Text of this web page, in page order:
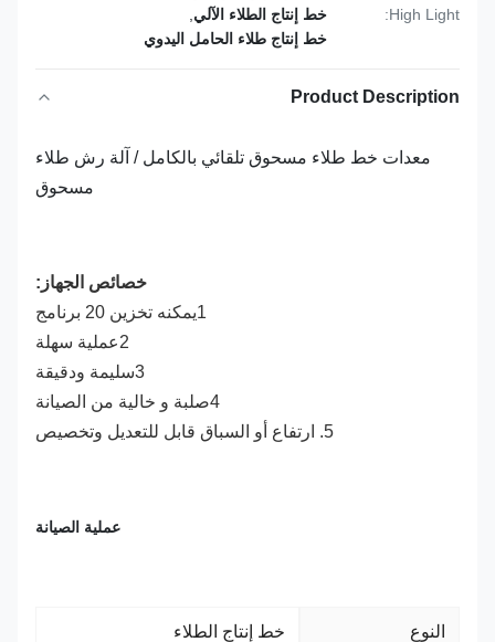
High Light:
خط إنتاج الطلاء الآلي
خط إنتاج طلاء الحامل اليدوي
Product Description
معدات خط طلاء مسحوق تلقائي بالكامل / آلة رش طلاء
مسحوق
خصائص الجهاز:
عملية الصيانة
خط إنتاج الطلاء